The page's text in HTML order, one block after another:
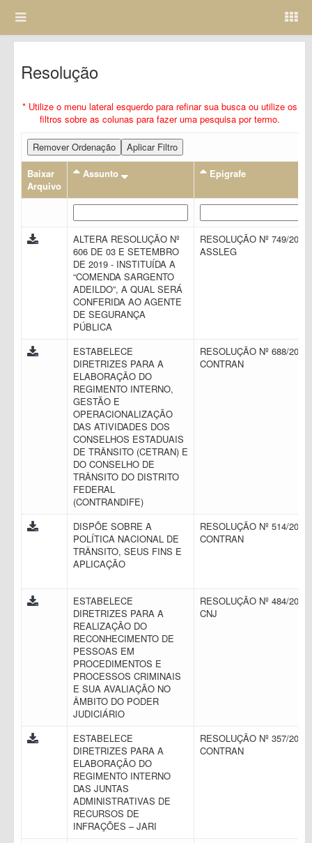
Resolução
* Utilize o menu lateral esquerdo para refinar sua busca ou utilize os
filtros sobre as colunas para fazer uma pesquisa por termo.
Remover Ordenação
Aplicar Filtro
Baixar
Arquivo
Assunto Epigrafe
ALTERA RESOLUÇÃO Nº
606 DE 03 E SETEMBRO
DE 2019 - INSTITUÍDA A
“COMENDA SARGENTO
ADEILDO”, A QUAL SERÁ
CONFERIDA AO AGENTE
DE SEGURANÇA
PÚBLICA
RESOLUÇÃO Nº 749/2024
ASSLEG
ESTABELECE
DIRETRIZES PARA A
ELABORAÇÃO DO
REGIMENTO INTERNO,
GESTÃO E
OPERACIONALIZAÇÃO
DAS ATIVIDADES DOS
CONSELHOS ESTADUAIS
DE TRÂNSITO (CETRAN) E
DO CONSELHO DE
TRÂNSITO DO DISTRITO
FEDERAL
(CONTRANDIFE)
RESOLUÇÃO Nº 688/2017
CONTRAN
DISPÕE SOBRE A
POLÍTICA NACIONAL DE
TRÂNSITO, SEUS FINS E
APLICAÇÃO
RESOLUÇÃO Nº 514/2014
CONTRAN
ESTABELECE
DIRETRIZES PARA A
REALIZAÇÃO DO
RECONHECIMENTO DE
PESSOAS EM
PROCEDIMENTOS E
PROCESSOS CRIMINAIS
E SUA AVALIAÇÃO NO
ÂMBITO DO PODER
JUDICIÁRIO
RESOLUÇÃO Nº 484/2022
CNJ
ESTABELECE
DIRETRIZES PARA A
ELABORAÇÃO DO
REGIMENTO INTERNO
DAS JUNTAS
ADMINISTRATIVAS DE
RECURSOS DE
INFRAÇÕES – JARI
RESOLUÇÃO Nº 357/2010
CONTRAN